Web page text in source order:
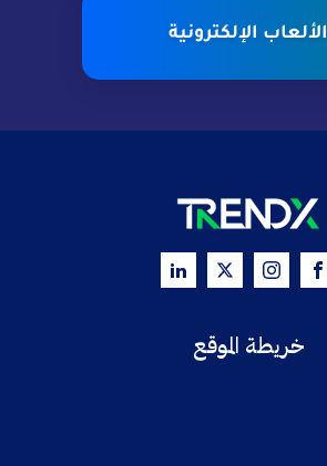
الألعاب الإلكترونية
خريطة الموقع